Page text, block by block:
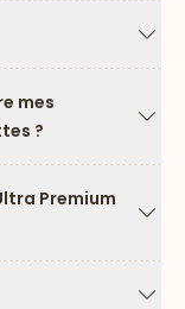
mes
?
Premium